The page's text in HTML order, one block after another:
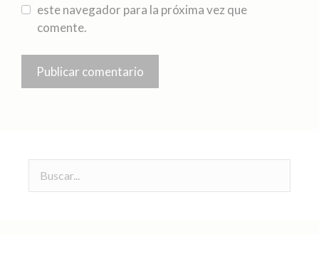
este navegador para la próxima vez que
comente.